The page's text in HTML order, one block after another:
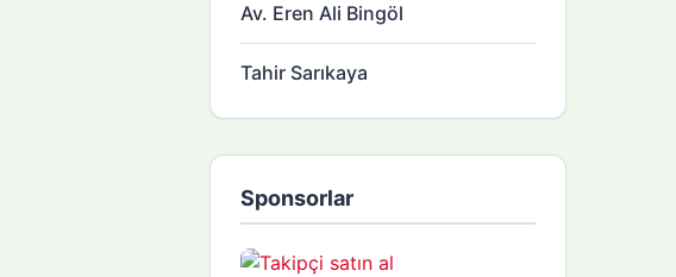
Av. Eren Ali Bingöl
Tahir Sarıkaya
Sponsorlar